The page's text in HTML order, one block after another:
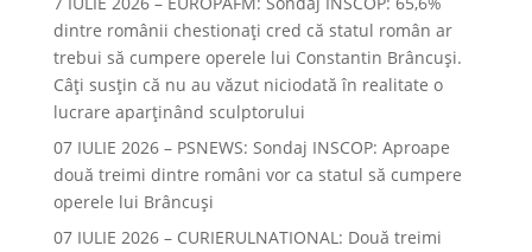
dintre românii chestionați cred că statul român ar
trebui să cumpere operele lui Constantin Brâncuși.
Câți susțin că nu au văzut niciodată în realitate o
lucrare aparținând sculptorului
07 IULIE 2026 – PSNEWS: Sondaj INSCOP: Aproape
două treimi dintre români vor ca statul să cumpere
operele lui Brâncuși
07 IULIE 2026 – CURIERULNATIONAL: Două treimi